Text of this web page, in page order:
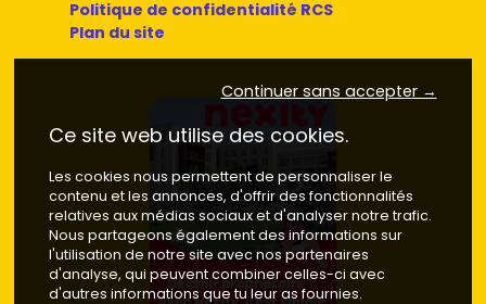
Politique de confidentialité RCS
Plan du site
Continuer sans accepter →
Ce site web utilise des cookies.
Les cookies nous permettent de personnaliser le
contenu et les annonces, d'offrir des fonctionnalités
relatives aux médias sociaux et d'analyser notre trafic.
Nous partageons également des informations sur
l'utilisation de notre site avec nos partenaires
d'analyse, qui peuvent combiner celles-ci avec
d'autres informations que tu leur as fournies.